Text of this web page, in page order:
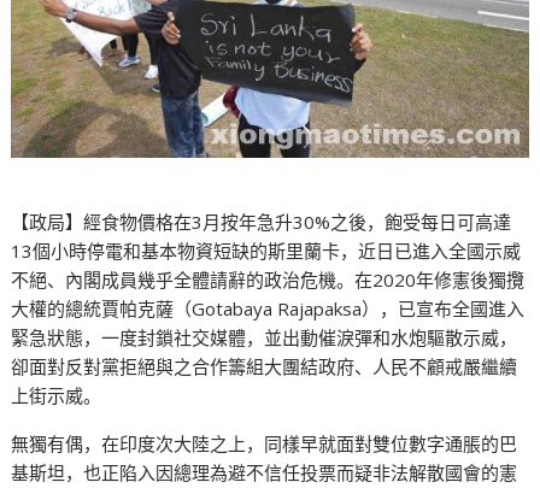
【政局】經食物價格在3月按年急升30%之後，飽受每日可高達
13個小時停電和基本物資短缺的斯里蘭卡，近日已進入全國示威
不絕、內閣成員幾乎全體請辭的政治危機。在2020年修憲後獨攬
大權的總統賈帕克薩（Gotabaya Rajapaksa），已宣布全國進入
緊急狀態，一度封鎖社交媒體，並出動催淚彈和水炮驅散示威，
卻面對反對黨拒絕與之合作籌組大團結政府、人民不顧戒嚴繼續
上街示威。
無獨有偶，在印度次大陸之上，同樣早就面對雙位數字通脹的巴
基斯坦，也正陷入因總理為避不信任投票而疑非法解散國會的憲